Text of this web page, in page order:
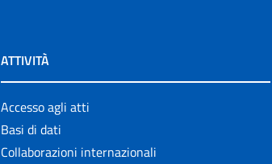
ATTIVITÀ
Accesso agli atti
Basi di dati
Collaborazioni internazionali